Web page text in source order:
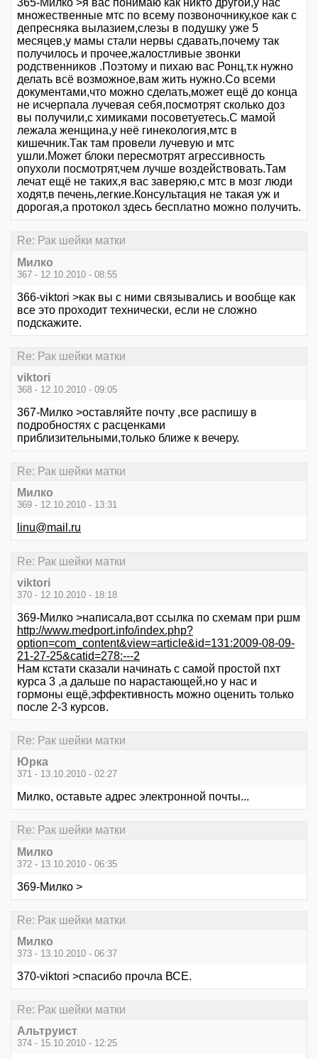
365-Милко >я вас понимаю как никто другой,у нас
множественные мтс по всему позвоночнику,кое как с
депресняка вылазием,слезы в подушку уже 5
месяцев,у мамы стали нервы сдавать,почему так
получилось и прочее,жалостливые звонки
родственников .Поэтому и пихаю вас Ронц,т.к нужно
делать всё возможное,вам жить нужно.Со всеми
документами,что можно сделать,может ещё до конца
не исчерпала лучевая себя,посмотрят сколько доз
вы получили,с химиками посоветуетесь.С мамой
лежала женщина,у неё гинекология,мтс в
кишечник.Так там провели лучевую и мтс
ушли.Может блоки пересмотрят агрессивность
опухоли посмотрят,чем лучше воздействовать.Там
лечат ещё не таких,я вас заверяю,с мтс в мозг люди
ходят,в печень,легкие.Консультация не такая уж и
дорогая,а протокол здесь бесплатно можно получить.
Re: Рак шейки матки
Милко
367 - 12.10.2010 - 08:55
366-viktori >как вы с ними связывались и вообще как
все это проходит технически, если не сложно
подскажите.
Re: Рак шейки матки
viktori
368 - 12.10.2010 - 09:05
367-Милко >оставляйте почту ,все распишу в
подробностях с расценками
приблизительными,только ближе к вечеру.
Re: Рак шейки матки
Милко
369 - 12.10.2010 - 13:31
linu@mail.ru
Re: Рак шейки матки
viktori
370 - 12.10.2010 - 18:18
369-Милко >написала,вот ссылка по схемам при ршм
http://www.medport.info/index.php?
option=com_content&view=article&id=131:2009-08-09-
21-27-25&catid=278:---2
Нам кстати сказали начинать с самой простой пхт
курса 3 ,а дальше по нарастающей,но у нас и
гормоны ещё,эффективность можно оценить только
после 2-3 курсов.
Re: Рак шейки матки
Юрка
371 - 13.10.2010 - 02:27
Милко, оставьте адрес электронной почты...
Re: Рак шейки матки
Милко
372 - 13.10.2010 - 06:35
369-Милко >
Re: Рак шейки матки
Милко
373 - 13.10.2010 - 06:37
370-viktori >спасибо прочла ВСЕ.
Re: Рак шейки матки
Альтруист
374 - 15.10.2010 - 12:25